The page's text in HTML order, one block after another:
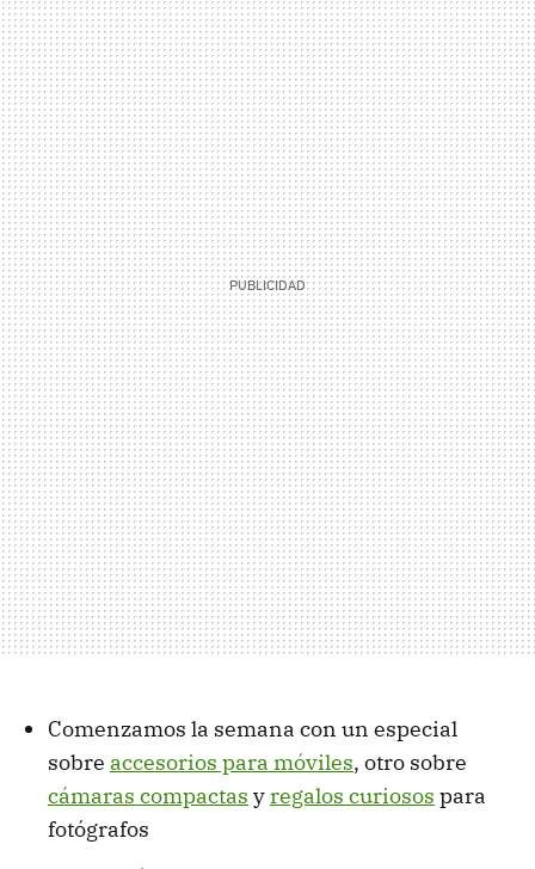
Comenzamos la semana con un especial
sobre accesorios para móviles, otro sobre
cámaras compactas yregalos curiosos para
fotógrafos